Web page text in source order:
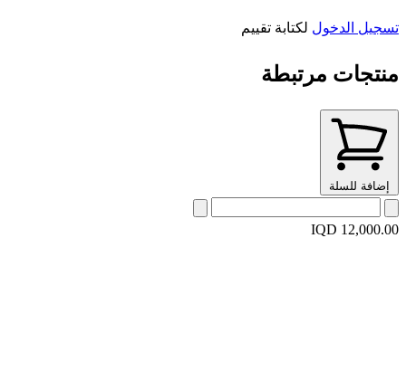
تسجيل الدخول لكتابة تقييم
منتجات مرتبطة
إضافة للسلة
IQD 12,000.00